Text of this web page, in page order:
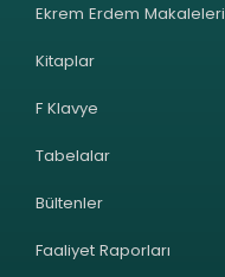
Ekrem Erdem Makaleleri
Kitaplar
F Klavye
Tabelalar
Bültenler
Faaliyet Raporları